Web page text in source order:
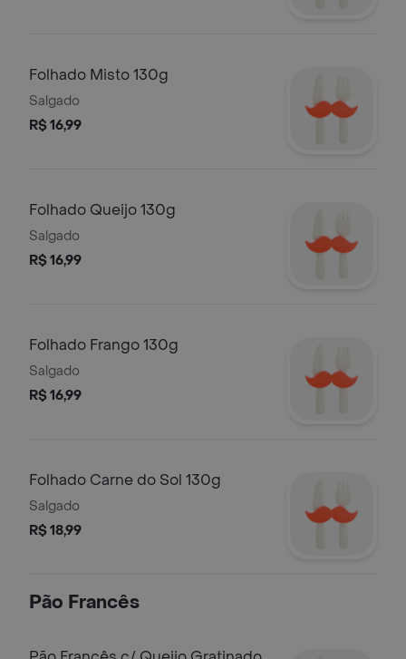
Folhado Misto 130g
Salgado
R$ 16,99
Folhado Queijo 130g
Salgado
R$ 16,99
Folhado Frango 130g
Salgado
R$ 16,99
Folhado Carne do Sol 130g
Salgado
R$ 18,99
Pão Francês